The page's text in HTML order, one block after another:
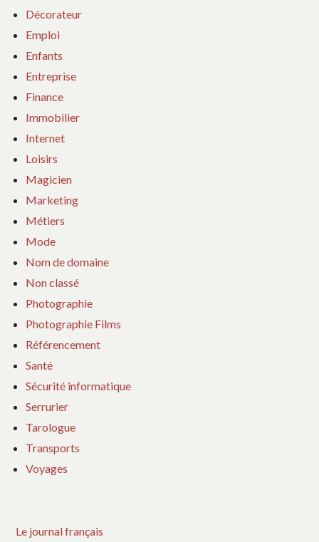
Décorateur
Emploi
Enfants
Entreprise
Finance
Immobilier
Internet
Loisirs
Magicien
Marketing
Métiers
Mode
Nom de domaine
Non classé
Photographie
Photographie Films
Référencement
Santé
Sécurité informatique
Serrurier
Tarologue
Transports
Voyages
Le journal français